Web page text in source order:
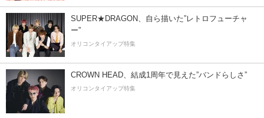
SUPER★DRAGON、自ら描いた”レトロフューチャ
ー”
オリコンタイアップ特集
CROWN HEAD、結成1周年で見えた”バンドらしさ”
オリコンタイアップ特集